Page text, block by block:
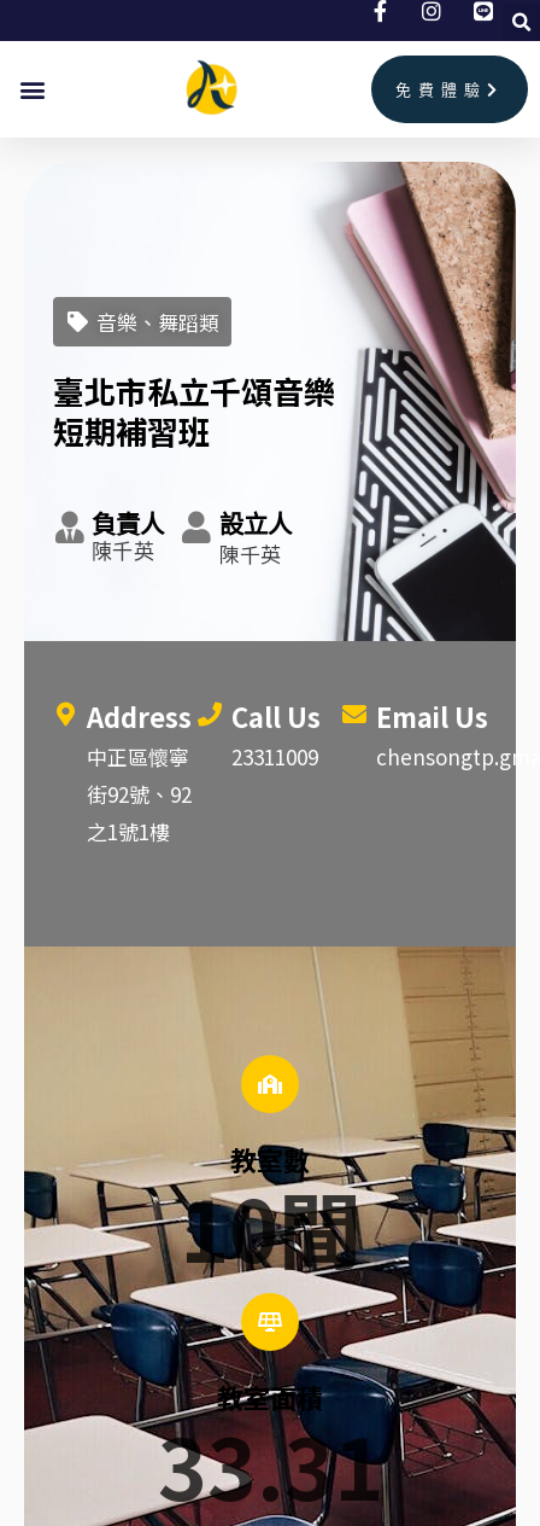
免費體驗
音樂、舞蹈類
臺北市私立千頌音樂
短期補習班
負責人
陳千英
設立人
陳千英
Address
中正區懷寧
街92號、92
之1號1樓
Call Us
23311009
Email Us
10間
教室數
教室面積
33.31